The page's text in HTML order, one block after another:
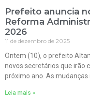
Prefeito anuncia
Reforma
2026
11 de dezembro de 2025
Ontem (10), o prefeito
novos secretários que irão
próximo ano. As
Leia mais »